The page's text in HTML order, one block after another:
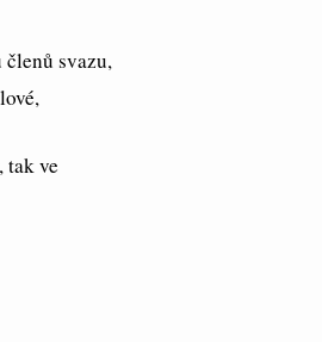
svazu,
tak ve